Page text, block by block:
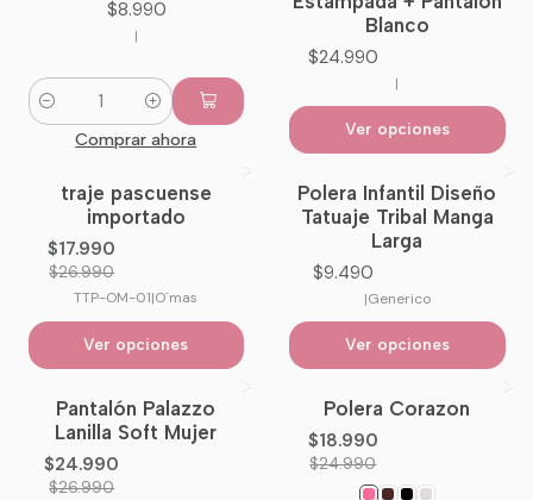
$8.990
|
Cantidad
Comprar ahora
Blanco
$24.990
|
Ver opciones
-33%OFF
traje pascuense
importado
$17.990
$26.990
TTP-OM-01|O´mas
Ver opciones
Polera Infantil Diseño
Tatuaje Tribal Manga
Larga
$9.490
|Generico
Ver opciones
-7%OFF
No disponible
Pantalón Palazzo
Lanilla Soft Mujer
$24.990
$26.990
-24%OFF
Polera Corazon
$18.990
$24.990